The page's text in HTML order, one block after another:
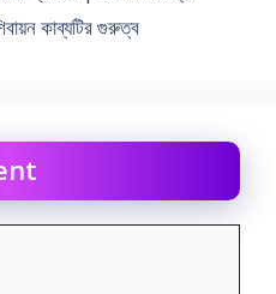
কাব্যটির গুরুত্ব